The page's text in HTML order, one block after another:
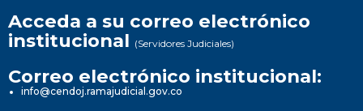
Acceda a su correo electrónico
institucional (Servidores Judiciales)
Correo electrónico institucional:
info@cendoj.ramajudicial.gov.co